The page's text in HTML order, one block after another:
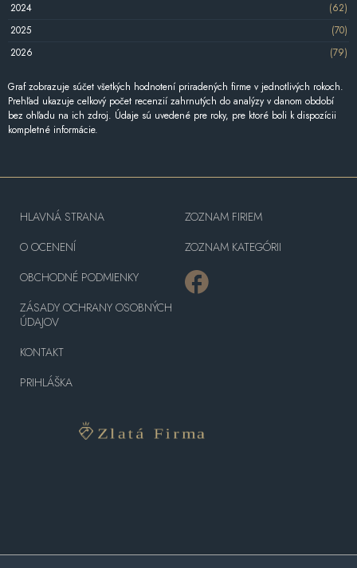
2024
(62)
2025
(70)
2026
(79)
Graf zobrazuje súčet všetkých hodnotení priradených firme v jednotlivých rokoch.
Prehľad ukazuje celkový počet recenzií zahrnutých do analýzy v danom období
bez ohľadu na ich zdroj. Údaje sú uvedené pre roky, pre ktoré boli k dispozícii
kompletné informácie.
HLAVNÁ STRANA
O OCENENÍ
OBCHODNÉ PODMIENKY
ZÁSADY OCHRANY OSOBNÝCH
ÚDAJOV
KONTAKT
PRIHLÁŠKA
ZOZNAM FIRIEM
ZOZNAM KATEGÓRII